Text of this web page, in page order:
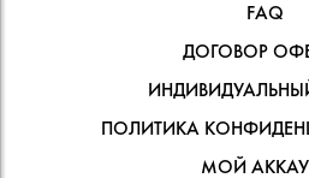
FAQ
ДОГОВОР
ПОЛИТИКА
МОЙ